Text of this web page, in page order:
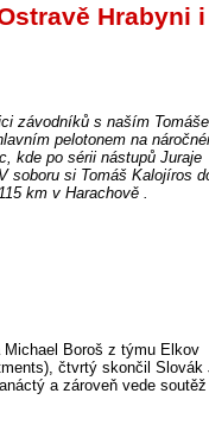
Hrabyni i
závodníků s naším
pelotonem na
kde po sérii nástupů Juraje
soboru si Tomáš Kalojíros
km v Harachově .
Michael Boroš z týmu Elkov
čtvrtý skončil Slovák
a zároveň vede soutěž